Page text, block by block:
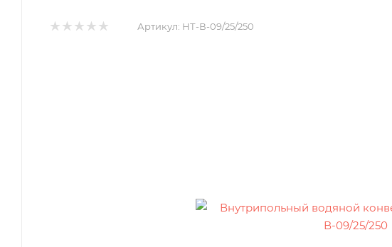
Артикул: НТ-В-09/25/250